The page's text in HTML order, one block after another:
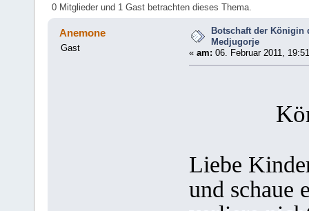
0 Mitglieder und 1 Gast betrachten dieses Thema.
Anemone
Gast
Botschaft der Königin
Medjugorje
« am: 06. Februar 2011,
Liebe
und schaue